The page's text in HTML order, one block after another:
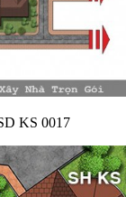
KS 0017